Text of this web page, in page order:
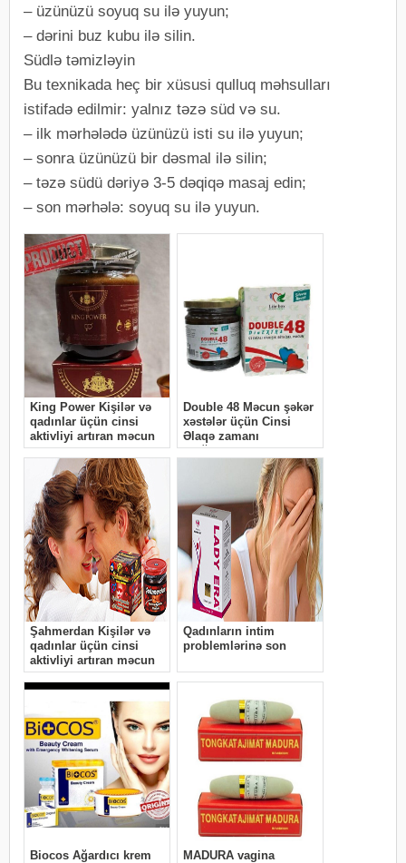
– üzünüzü soyuq su ilə yuyun;
– dərini buz kubu ilə silin.
Südlə təmizləyin
Bu texnikada heç bir xüsusi qulluq məhsulları
istifadə edilmir: yalnız təzə süd və su.
– ilk mərhələdə üzünüzü isti su ilə yuyun;
– sonra üzünüzü bir dəsmal ilə silin;
– təzə südü dəriyə 3-5 dəqiqə masaj edin;
– son mərhələ: soyuq su ilə yuyun.